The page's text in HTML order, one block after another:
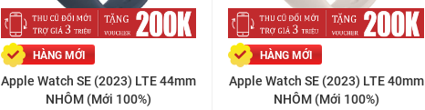
HÀNG MỚI
Apple Watch SE (2023) LTE 44mm
NHÔM (Mới 100%)
HÀNG MỚI
Apple Watch SE (2023) LTE 40mm
NHÔM (Mới 100%)